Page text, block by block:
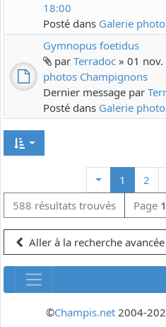
18:00
Posté dans Galerie
Gymnopus foetidus
par Terradoc » 01
photos Champignons
Dernier message par
Posté dans Galerie
1 2
588 résultats trouvés
Page 1
Aller à la recherche avancée
©Champis.net2004-